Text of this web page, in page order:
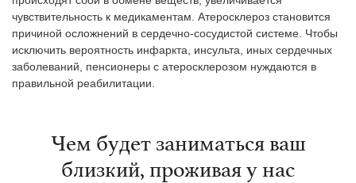
чувствительность к медикаментам. Атеросклероз становится
причиной осложнений в сердечно-сосудистой системе. Чтобы
исключить вероятность инфаркта, инсульта, иных сердечных
заболеваний, пенсионеры с атеросклерозом нуждаются в
правильной реабилитации.
Чем будет заниматься ваш
близкий, проживая у нас